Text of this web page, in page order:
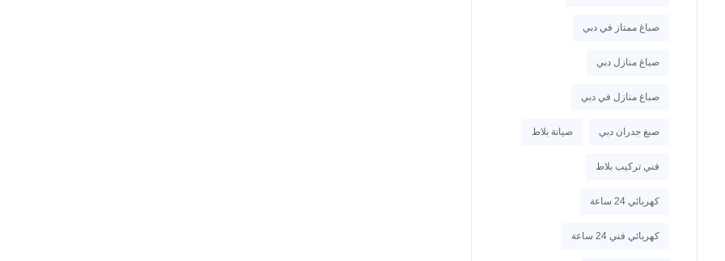
صباغ ممتاز في دبي
صباغ منازل دبي
صباغ منازل في دبي
صبغ جدران دبي صيانة بلاط
فني تركيب بلاط
كهربائي 24 ساعة
كهربائي فني 24 ساعة